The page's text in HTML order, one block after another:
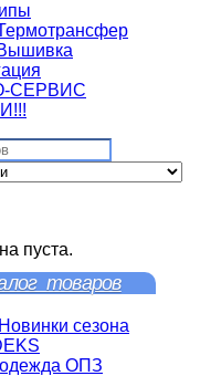
СЕРВИС
пуста.
товаров
сезона
ОПЗ